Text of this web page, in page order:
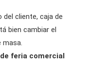
del cliente, caja de
bien cambiar el
masa.
feria comercial